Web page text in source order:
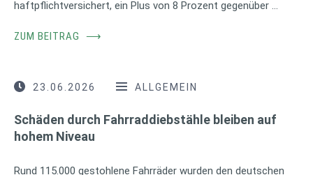
haftpflichtversichert, ein Plus von 8 Prozent gegenüber …
ZUM BEITRAG ⟶
23.06.2026 ALLGEMEIN
Schäden durch Fahrraddiebstähle bleiben auf
hohem Niveau
Rund 115.000 gestohlene Fahrräder wurden den deutschen